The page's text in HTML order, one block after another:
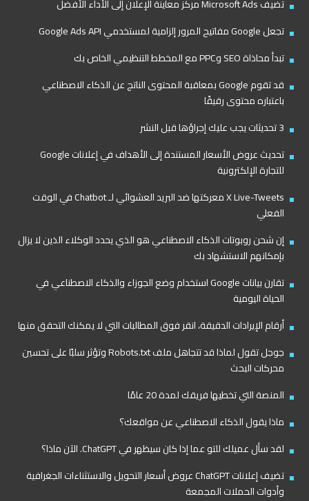
تضيف Microsoft Ads مركز معاينة الإعلان إلى الأداء الأفضل
تجعل Google مفاتيح المرور إلزامية لمستخدمي Google Ads API
تبدأ محاذاة SEO وPPC مع المخطط التنظيمي الخاص بك
قد تقوم Google بمعاقبة المحتوى الناتج عن الذكاء الاصطناعي
باعتباره محتوى رقيقًا
3 تحديثات يجب عليك إجراؤها قبل النشر
تحديث عروض الأسعار المستندة إلى الأهداف في إعلانات Google
للتجارة الإلكترونية
X Live-Tweets معركتها ضد البريد العشوائي لـ Chatbot في الوقت
الفعلي
إن شحن روبوتات الذكاء الاصطناعي هو الذي يحدد الوكلاء الذين لا يزال
بإمكانهم الاستشهاد بك
تقارن بيانات Google استخدام وضع الجوزاء والذكاء الاصطناعي في
الحياة اليومية
أرقام الإيرادات الدقيقة، انقر فوق المطالبات التي لا يمكنك التحقق منها
جوجل تقول لماذا قد تتجاهل ملف Robots.txt وتؤثر سلبًا على تحسين
محركات البحث
المنصة التي تخطيها فريقك لمدة 20 عامًا
ماذا يقول الذكاء الاصطناعي عن مواقعك؟
لقد سأل عميلك للتو عما إذا كان سيظهر في ChatGPT. الآن ماذا؟
تضيف إعلانات ChatGPT عروض أسعار التحويل والاستثناءات الجغرافية
وأدوات الحملات المجمعة